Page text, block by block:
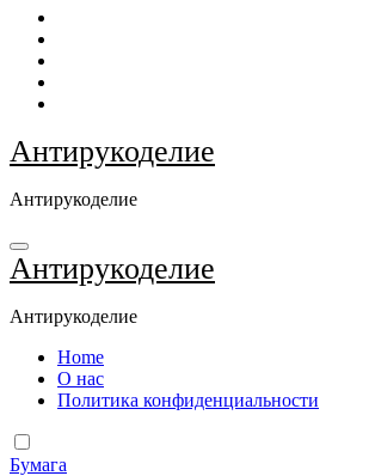
Антирукоделие
Антирукоделие
Антирукоделие
Антирукоделие
Home
О нас
Политика конфиденциальности
Бумага